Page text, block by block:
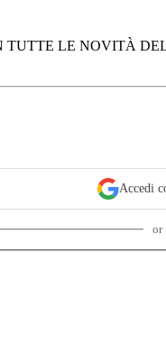
TUTTE LE NOVITÀ
Accedi
or